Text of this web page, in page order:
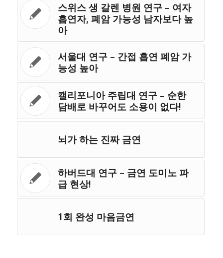
스위스 생 갈렌 병원 연구 – 여자
흡연자, 폐암 가능성 남자보다 높
아
서울대 연구 – 간접 흡연 폐암 가
능성 높아
캘리포니아 주립대 연구 – 순한
담배로 바꾸어도 소용이 없다!
뇌가 하는 진짜 금연
하버드대 연구 – 금연 도미노 파
급 현상!
1회 완성 마음금연